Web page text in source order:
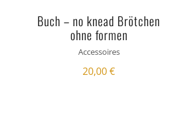
Buch – no knead Brötchen
ohne formen
Accessoires
20,00€